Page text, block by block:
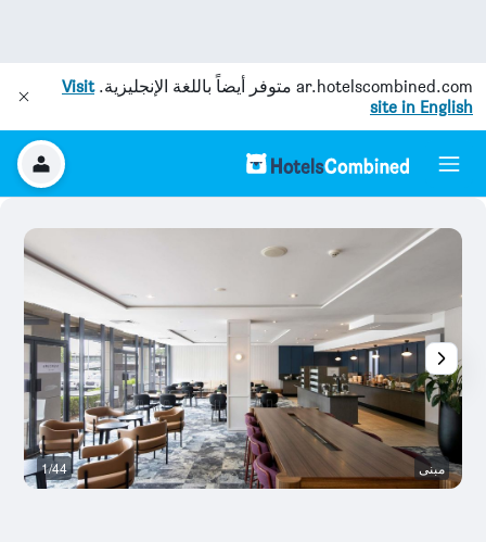
ar.hotelscombined.com متوفر أيضاً باللغة الإنجليزية.Visit
site in English
مبنى 1/44